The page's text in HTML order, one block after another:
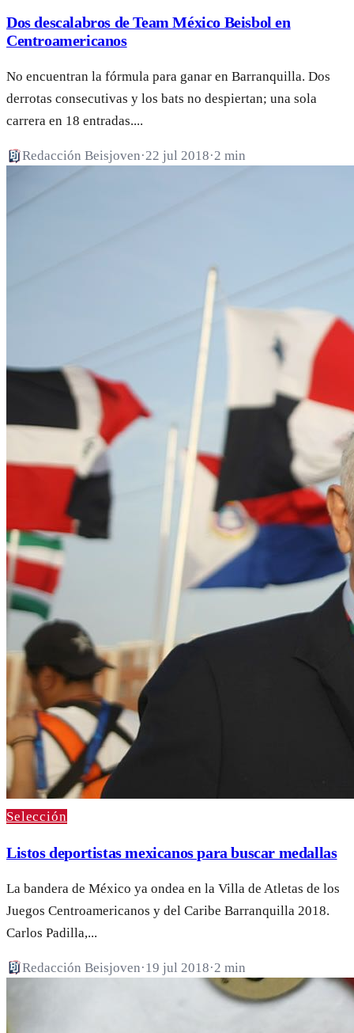
Dos descalabros de Team México Beisbol en
Centroamericanos
No encuentran la fórmula para ganar en Barranquilla. Dos
derrotas consecutivas y los bats no despiertan; una sola
carrera en 18 entradas....
Redacción Beisjoven·22 jul 2018·2 min
Selección
Listos deportistas mexicanos para buscar medallas
La bandera de México ya ondea en la Villa de Atletas de los
Juegos Centroamericanos y del Caribe Barranquilla 2018.
Carlos Padilla,...
Redacción Beisjoven·19 jul 2018·2 min